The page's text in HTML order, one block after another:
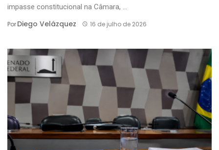
impasse constitucional na Câmara, ...
PorDiego Velázquez 16 de julho de 2026